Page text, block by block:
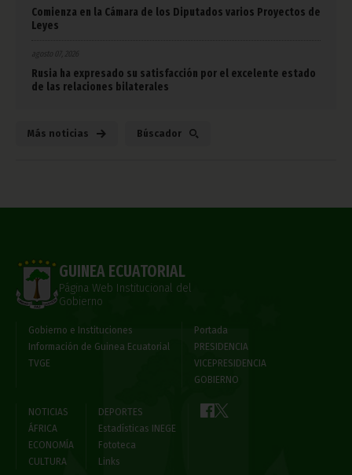
Comienza en la Cámara de los Diputados varios Proyectos de
Leyes
agosto 07, 2026
Rusia ha expresado su satisfacción por el excelente estado
de las relaciones bilaterales
Más noticias Búscador
GUINEA ECUATORIAL
Página Web Institucional del
Gobierno
Gobierno e Instituciones
Información de Guinea Ecuatorial
TVGE
Portada
PRESIDENCIA
VICEPRESIDENCIA
GOBIERNO
NOTICIAS
ÁFRICA
ECONOMÍA
CULTURA
DEPORTES
Estadísticas INEGE
Fototeca
Links